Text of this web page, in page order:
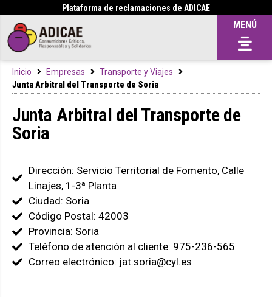
Plataforma de reclamaciones de ADICAE
MENÚ
Inicio Empresas
Transporte y Viajes
Junta Arbitral del Transporte de Soria
Junta Arbitral del Transporte de
Soria
Dirección: Servicio Territorial de Fomento, Calle
Linajes, 1-3ª Planta
Ciudad: Soria
Código Postal: 42003
Provincia: Soria
Teléfono de atención al cliente: 975-236-565
Correo electrónico: jat.soria@cyl.es